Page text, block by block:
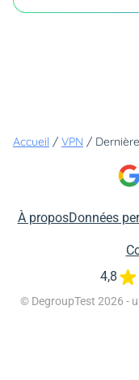
Accueil / VPN /
À proposDonnées
© DegroupTest 2026 -
4,8